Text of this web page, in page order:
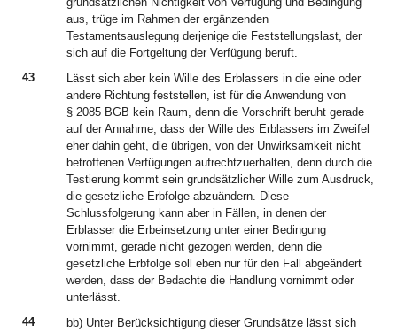
aus, trüge im Rahmen der ergänzenden
Testamentsauslegung derjenige die Feststellungslast, der
sich auf die Fortgeltung der Verfügung beruft.
43
Lässt sich aber kein Wille des Erblassers in die eine oder
andere Richtung feststellen, ist für die Anwendung von
§ 2085 BGB kein Raum, denn die Vorschrift beruht gerade
auf der Annahme, dass der Wille des Erblassers im Zweifel
eher dahin geht, die übrigen, von der Unwirksamkeit nicht
betroffenen Verfügungen aufrechtzuerhalten, denn durch die
Testierung kommt sein grundsätzlicher Wille zum Ausdruck,
die gesetzliche Erbfolge abzuändern. Diese
Schlussfolgerung kann aber in Fällen, in denen der
Erblasser die Erbeinsetzung unter einer Bedingung
vornimmt, gerade nicht gezogen werden, denn die
gesetzliche Erbfolge soll eben nur für den Fall abgeändert
werden, dass der Bedachte die Handlung vornimmt oder
unterlässt.
44
bb) Unter Berücksichtigung dieser Grundsätze lässt sich